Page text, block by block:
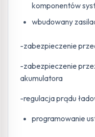
komponentów
wbudowany
-zabezpieczenie
-zabezpieczenie
akumulatora
-regulacja prądu
programowanie